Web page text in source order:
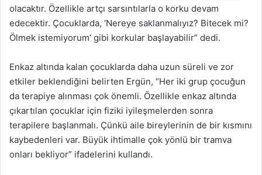
olacaktır. Özellikle artçı sarsıntılarla o korku devam
edecektir. Çocuklarda, ‘Nereye saklanmalıyız? Bitecek mi?
Ölmek istemiyorum’ gibi korkular başlayabilir” dedi.
Enkaz altında kalan çocuklarda daha uzun süreli ve zor
etkiler beklendiğini belirten Ergün, “Her iki grup çocuğun
da terapiye alınması çok önemli. Özellikle enkaz altında
çıkartılan çocuklar için fiziki iyileşmelerden sonra
terapilere başlanmalı. Çünkü aile bireylerinin de bir kısmını
kaybedenleri var. Büyük ihtimalle çok yönlü bir tramva
onları bekliyor” ifadelerini kullandı.